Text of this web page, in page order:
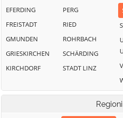
EFERDING
FREISTADT
GMUNDEN
GRIESKIRCHEN
KIRCHDORF
PERG
RIED
ROHRBACH
SCHÄRDING
STADT LINZ
Regioni